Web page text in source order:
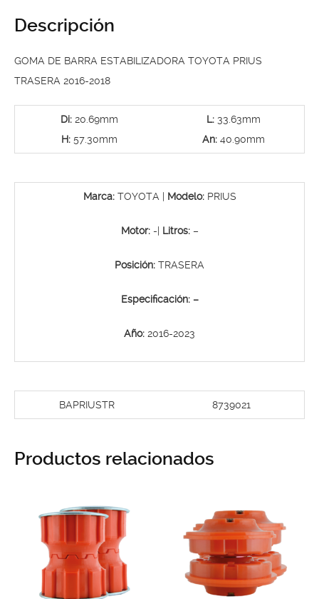
cantidad
Descripción
GOMA DE BARRA ESTABILIZADORA TOYOTA PRIUS
TRASERA 2016-2018
Di:20.69mm
H:57.30mm
L: 33.63mm
An: 40.90mm
Marca:TOYOTA | Modelo: PRIUS
Motor: -| Litros:–
Posición: TRASERA
Especificación: –
Año: 2016-2023
BAPRIUSTR 8739021
Productos relacionados